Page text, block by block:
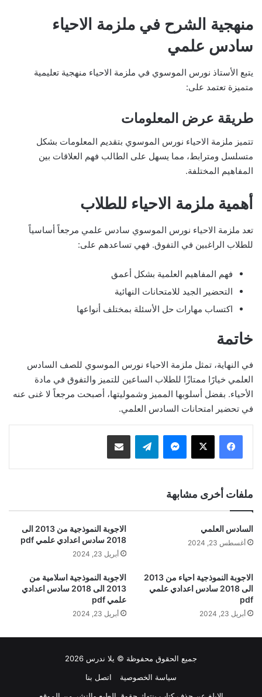
منهجية الشرح في ملزمة الاحياء
سادس علمي
يتبع الأستاذ نورس الموسوي في ملزمة الاحياء منهجية تعليمية
متميزة تعتمد على:
طريقة عرض المعلومات
تتميز ملزمة الاحياء نورس الموسوي بتقديم المعلومات بشكل
متسلسل ومترابط، مما يسهل على الطالب فهم العلاقات بين
المفاهيم المختلفة.
أهمية ملزمة الاحياء للطلاب
تعد ملزمة الاحياء نورس الموسوي سادس علمي مرجعاً أساسياً
للطلاب الراغبين في التفوق. فهي تساعدهم على:
فهم المفاهيم العلمية بشكل أعمق
التحضير الجيد للامتحانات النهائية
اكتساب مهارات حل الأسئلة بمختلف أنواعها
خاتمة
في النهاية، تمثل ملزمة الاحياء نورس الموسوي للصف السادس
العلمي خيارًا ممتازًا للطلاب الساعين للتميز والتفوق في مادة
الأحياء. بفضل أسلوبها المميز وشموليتها، أصبحت مرجعاً لا غنى عنه
في تحضير امتحانات السادس العلمي.
ماسنجر تيلقرام مشاركة عبر البريد
ملفات أخرى مشابهة
السادس العلمي
أغسطس 23, 2024
الاجوبة النموذجية من 2013 الى
2018 سادس اعدادي علمي pdf
أبريل 23, 2024
الاجوبة النموذجية احياء من 2013
الى 2018 سادس اعدادي علمي
pdf
أبريل 23, 2024
الاجوبة النموذجية اسلامية من
2013 الى 2018 سادس اعدادي
علمي pdf
أبريل 23, 2024
جميع الحقوق محفوظة © يلا ندرس 2026
سياسة الخصوصية
اتصل بنا